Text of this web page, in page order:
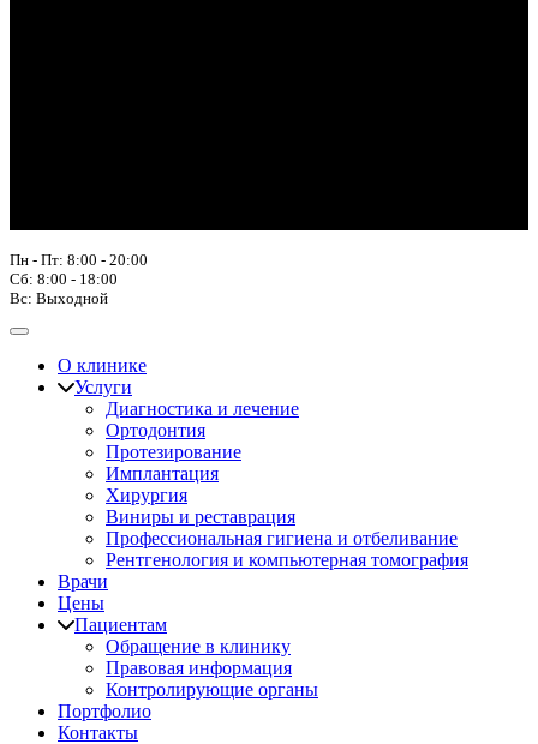
Пн - Пт: 8:00 - 20:00
Сб: 8:00 - 18:00
Вс: Выходной
О клинике
Услуги
Диагностика и лечение
Ортодонтия
Протезирование
Имплантация
Хирургия
Виниры и реставрация
Профессиональная гигиена и отбеливание
Рентгенология и компьютерная томография
Врачи
Цены
Пациентам
Обращение в клинику
Правовая информация
Контролирующие органы
Портфолио
Контакты